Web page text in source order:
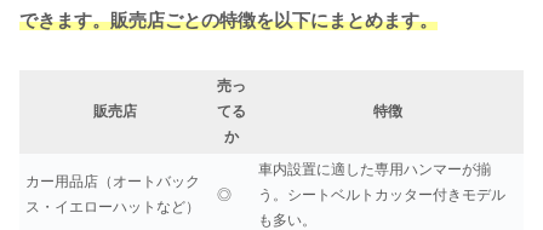
できます。販売店ごとの特徴を以下にまとめます。
販売店
売っ
てる
か
特徴
カー用品店（オートバック
ス・イエローハットなど）
◎
車内設置に適した専用ハンマーが揃
う。シートベルトカッター付きモデル
も多い。